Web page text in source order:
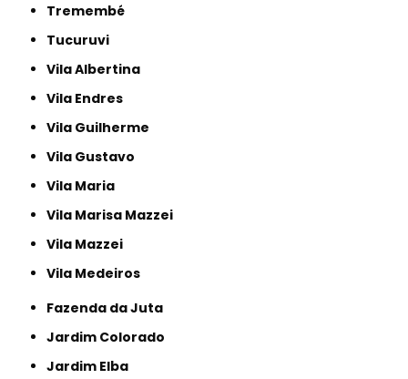
Tremembé
Tucuruvi
Vila Albertina
Vila Endres
Vila Guilherme
Vila Gustavo
Vila Maria
Vila Marisa Mazzei
Vila Mazzei
Vila Medeiros
Fazenda da Juta
Jardim Colorado
Jardim Elba